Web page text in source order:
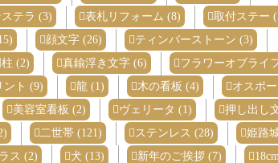
テラ (3) 表札リフォーム (8) 取付ステー
顔文字 (26)
ティンバーストーン (3)
(2) 真鍮浮き文字 (6)
フラワーオブライ
ント (9) 龍 (1) 木の看板 (4)
オスポ
美容室看板 (2) ヴェリータ (1)
押し出し
二世帯 (121) ステンレス (28)
姫路
ス (2) 犬 (13) 新年のご挨拶 (7)